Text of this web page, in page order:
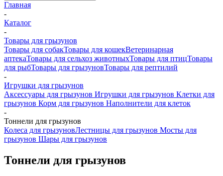
Главная
-
Каталог
-
Товары для грызунов
Товары для собакТовары для кошекВетеринарная
аптекаТовары для сельхоз животныхТовары для птицТовары
для рыбТовары для грызуновТовары для рептилий
-
Игрушки для грызунов
Аксессуары для грызунов Игрушки для грызунов Клетки для
грызунов Корм для грызунов Наполнители для клеток
-
Тоннели для грызунов
Колеса для грызуновЛестницы для грызунов Мосты для
грызунов Шары для грызунов
Тоннели для грызунов